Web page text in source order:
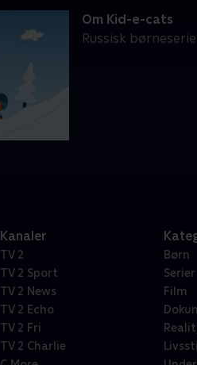
Om Kid-e-cats
Russisk
Kanaler
TV 2
TV 2 Sport
TV 2 News
TV 2 Echo
TV 2 Fri
TV 2 Charlie
Børn
Serier
Film
Livsstil